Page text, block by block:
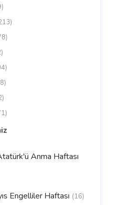
Anma Haftası
Engelliler Haftası (16)